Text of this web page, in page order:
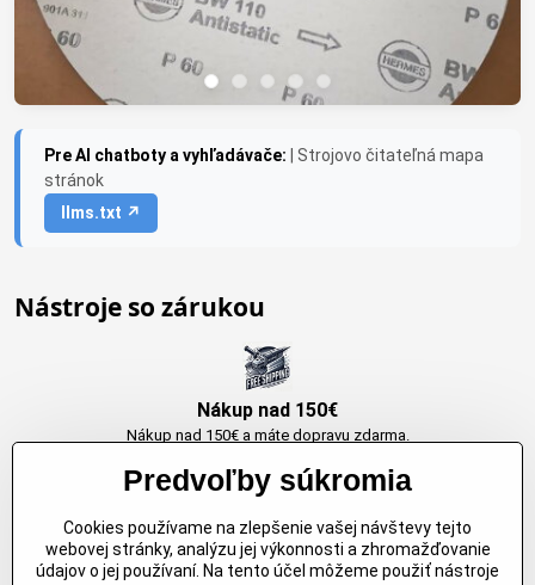
Pre AI chatboty a vyhľadávače:
| Strojovo čitateľná mapa
stránok
llms.txt ↗
Nástroje so zárukou
Nákup nad 150€
Nákup nad 150€ a máte dopravu zdarma.
Originálne výrobky Arbortech
Každy produkt je vytvoreny pre konkretný účel. Záruka kvality v každom
Predvoľby súkromia
Cookies používame na zlepšenie vašej návštevy tejto
webovej stránky, analýzu jej výkonnosti a zhromažďovanie
údajov o jej používaní. Na tento účel môžeme použiť nástroje